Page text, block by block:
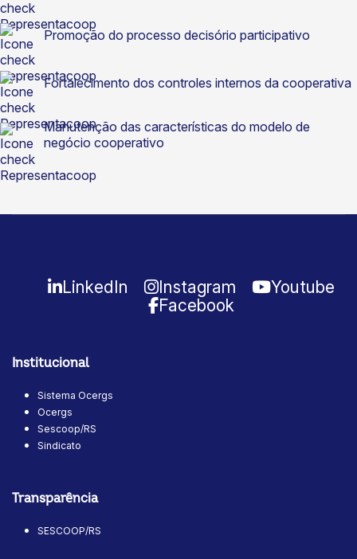
Promoção do processo decisório participativo
Fortalecimento dos controles internos da cooperativa
Manutenção das características do modelo de
negócio cooperativo
LinkedIn Instagram
Youtube
Facebook
Institucional
Sistema Ocergs
Ocergs
Sescoop/RS
Sindicato
Transparência
SESCOOP/RS